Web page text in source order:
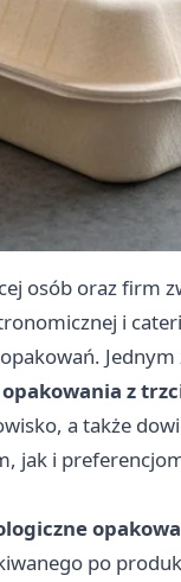
osób oraz firm
i
opakowania z
a także
jak i
po